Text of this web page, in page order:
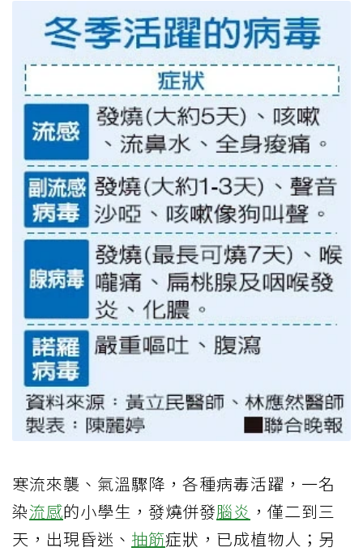
寒流來襲、氣溫驟降，各種病毒活躍，一名
染流感的小學生，發燒併發腦炎 ，僅二到三
天，出現昏迷、 抽筋症狀，已成植物人；另